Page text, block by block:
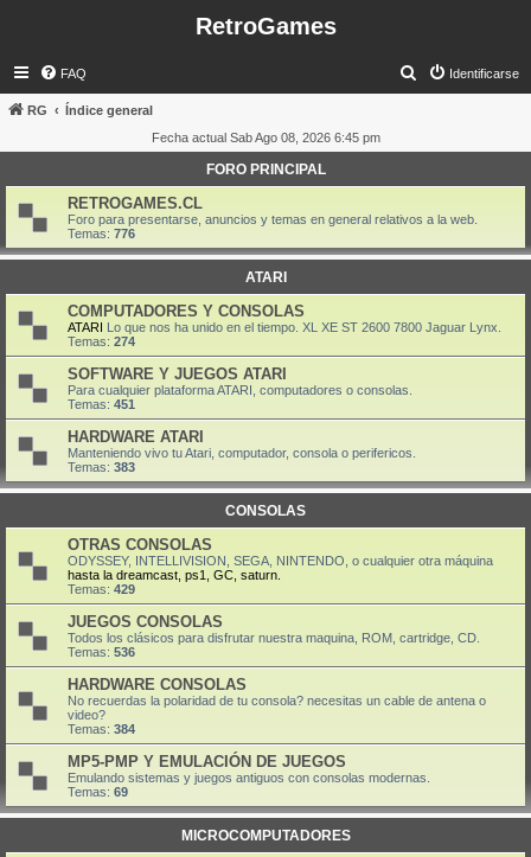
RetroGames
FAQ Identificarse
a
r
RG
Índice general
Fecha actual Sab Ago 08, 2026 6:45 pm
FORO PRINCIPAL
RETROGAMES.CL
Foro para presentarse, anuncios y temas en general relativos a la web.
Temas: 776
ATARI
COMPUTADORES Y CONSOLAS
ATARI Lo que nos ha unido en el tiempo. XL XE ST 2600 7800 Jaguar Lynx.
Temas: 274
SOFTWARE Y JUEGOS ATARI
Para cualquier plataforma ATARI, computadores o consolas.
Temas: 451
HARDWARE ATARI
Manteniendo vivo tu Atari, computador, consola o perifericos.
Temas: 383
CONSOLAS
OTRAS CONSOLAS
ODYSSEY, INTELLIVISION, SEGA, NINTENDO, o cualquier otra máquina
hasta la dreamcast, ps1, GC, saturn.
Temas: 429
JUEGOS CONSOLAS
Todos los clásicos para disfrutar nuestra maquina, ROM, cartridge, CD.
Temas: 536
HARDWARE CONSOLAS
No recuerdas la polaridad de tu consola? necesitas un cable de antena o
video?
Temas: 384
MP5-PMP Y EMULACIÓN DE JUEGOS
Emulando sistemas y juegos antiguos con consolas modernas.
Temas: 69
MICROCOMPUTADORES